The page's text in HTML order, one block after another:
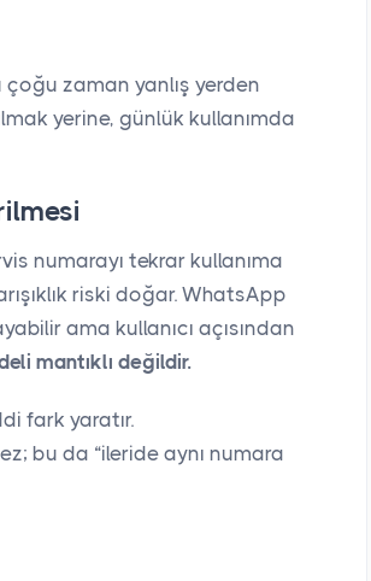
çoğu zaman yanlış yerden
yerine, günlük kullanımda
numarayı tekrar kullanıma
riski doğar. WhatsApp
ama kullanıcı açısından
mantıklı değildir.
fark yaratır.
bu da “ileride aynı numara